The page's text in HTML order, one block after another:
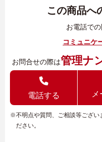
この商品へ
お電話で
コミュニケ
お問合せの際は管理ナ
電話する
※不明点や質問、ご相談等ござい
ださい。